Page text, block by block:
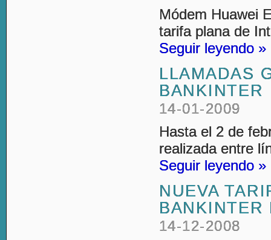
Módem Huawei
tarifa plana de
Seguir leyendo »
LLAMADAS
BANKINTER
14-01-2009
Hasta el 2 de
realizada entre
Seguir leyendo »
NUEVA
BANKINTER
14-12-2008